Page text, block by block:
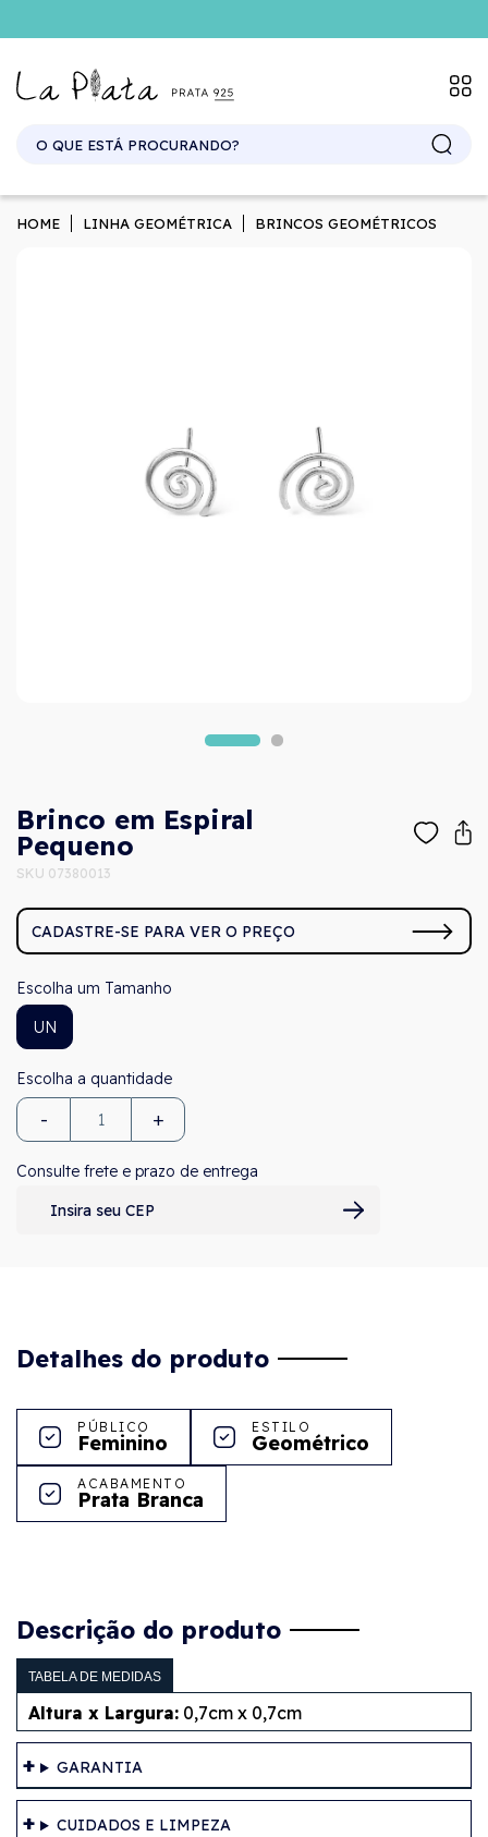
HOME LINHA GEOMÉTRICA BRINCOS GEOMÉTRICOS
Brinco em Espiral
Pequeno
SKU 07380013
CADASTRE-SE PARA VER O PREÇO
Tamanho
UN
- +
Consulte frete e prazo de entrega
Detalhes do produto
PÚBLICO
Feminino
ESTILO
Geométrico
ACABAMENTO
Prata Branca
Descrição do produto
TABELA DE MEDIDAS
Altura x Largura: 0,7cm x 0,7cm
GARANTIA
CUIDADOS E LIMPEZA